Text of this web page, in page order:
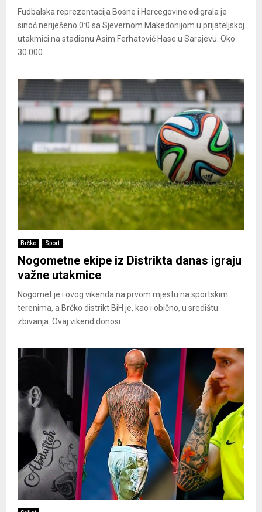
Fudbalska reprezentacija Bosne i Hercegovine odigrala je
sinoć neriješeno 0:0 sa Sjevernom Makedonijom u prijateljskoj
utakmici na stadionu Asim Ferhatović Hase u Sarajevu. Oko
30.000...
Brčko Sport
Nogometne ekipe iz Distrikta danas igraju
važne utakmice
Nogomet je i ovog vikenda na prvom mjestu na sportskim
terenima, a Brčko distrikt BiH je, kao i obično, u središtu
zbivanja. Ovaj vikend donosi...